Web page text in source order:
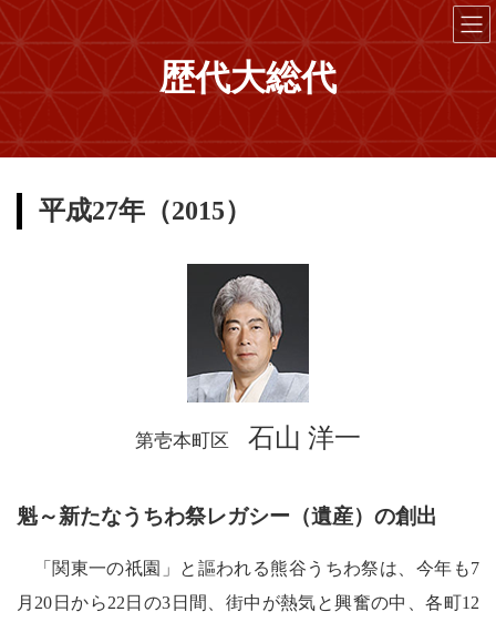
コ
ン
テ
ン
へ
ス
ナ
ビ
ゲ
ー
ョ
ン
歴代大総代
平成27年（2015）
第壱本町区 石山 洋一
魁～新たなうちわ祭レガシー（遺産）の創出
「関東一の祇園」と謳われる熊谷うちわ祭は、今年も7
月20日から22日の3日間、街中が熱気と興奮の中、各町12